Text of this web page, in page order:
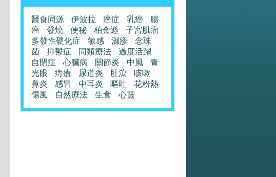
醫食同源 伊波拉 癌症 乳癌
腸
癌
發燒 便秘 柏金遜
子宮肌瘤
多發性硬化症
敏感 濕疹
念珠
菌
抑鬱症 同類療法
過度活躍
自閉症
心臟病 關節炎 中風
青
光眼
痔瘡 尿道炎 肚瀉
咳嗽
鼻炎
感冒 中耳炎 嘔吐
花粉熱
傷風
自然療法 生食 心靈